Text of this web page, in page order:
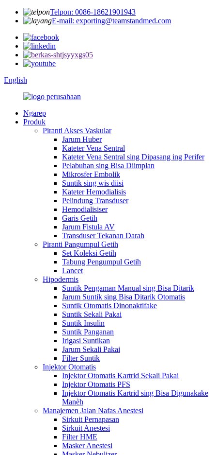
Telpon: 0086-18621901943
E-mail: exporting@teamstandmed.com
English
Ngarep
Produk
Piranti Akses Vaskular
Jarum Huber
Kateter Vena Sentral
Kateter Vena Sentral sing Dipasang ing Perifer
Pelabuhan sing Bisa Diimplan
Mikrosfer Embolik
Suntik sing wis diisi
Kateter Hemodialisis
Pelindung Transduser
Hemodialisiser
Garis Getih
Jarum Fistula AV
Transduser Tekanan Darah
Piranti Pangumpul Getih
Set Koleksi Getih
Tabung Pengumpul Getih
Lancet
Hipodermis
Suntik Pengaman Manual sing Bisa Ditarik
Jarum Suntik sing Bisa Ditarik Otomatis
Suntik Otomatis Dinonaktifake
Suntik Sekali Pakai
Suntik Insulin
Suntik Panganan
Irigasi Suntikan
Jarum Sekali Pakai
Filter Suntik
Injektor Otomatis
Injektor Otomatis Kartrid Sekali Pakai
Injektor Otomatis PFS
Injektor Otomatis Kartrid sing Bisa Digunakake
Manèh
Manajemen Jalan Nafas Anestesi
Sirkuit Pernapasan
Sirkuit Anestesi
Filter HME
Masker Anestesi